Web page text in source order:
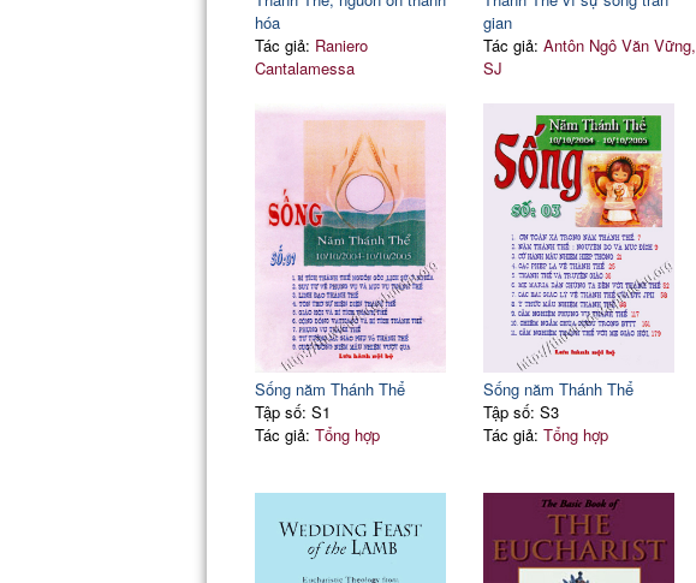
hóa
Tác giả: Raniero
Cantalamessa
gian
Tác giả: Antôn Ngô Văn Vững,
SJ
Sống năm Thánh Thể
Tập số: S1
Tác giả: Tổng hợp
Sống năm Thánh Thể
Tập số: S3
Tác giả: Tổng hợp